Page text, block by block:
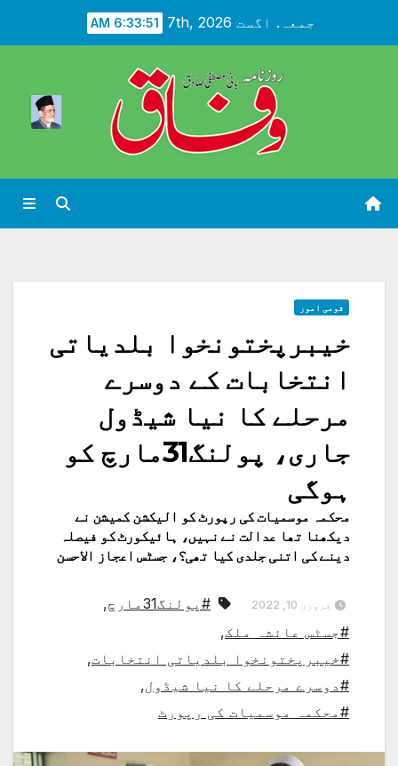
جمعہ. اگست 7th, 2026 6:33:52 AM
قومی امور
خیبرپختونخوا بلدیاتی
انتخابات کے دوسرے
مرحلے کا نیا شیڈول
جاری، پولنگ31مارچ کو
ہوگی
محکمہ موسمیات کی رپورٹ کو الیکشن کمیشن نے
دیکھنا تھا عدالت نے نہیں، ہائیکورٹ کو فیصلہ
دینے کی اتنی جلدی کیا تھی؟، جسٹس اعجاز الاحسن
فروری 10, 2022 #پولنگ31مارچ
,
#جسٹس عائشہ ملک,
#خیبرپختونخوا بلدیاتی انتخابات,
#دوسرے مرحلے کا نیا شیڈول,
#محکمہ موسمیات کی رپورٹ